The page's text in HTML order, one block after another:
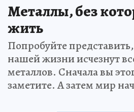
Металлы, без
жить
Попробуйте
нашей жизни исчезнут
металлов. Сначала вы
заметите. А затем мир